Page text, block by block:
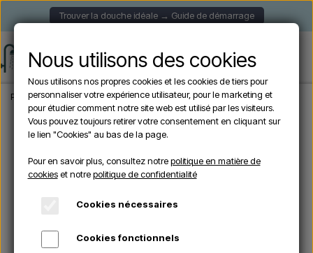
Trouver la douche idéale → Guide de démarrage
Page d'accueil Douche de Jardin Douches Solaire CRM ULTRAMARINE -
Nous utilisons des cookies
Nous utilisons nos propres cookies et les cookies de tiers pour
personnaliser votre expérience utilisateur, pour le marketing et
pour étudier comment notre site web est utilisé par les visiteurs.
Vous pouvez toujours retirer votre consentement en cliquant sur
le lien "Cookies" au bas de la page.
Pour en savoir plus, consultez notrepolitique en matière de
cookieset notrepolitique de confidentialité
Cookies nécessaires
Cookies fonctionnels